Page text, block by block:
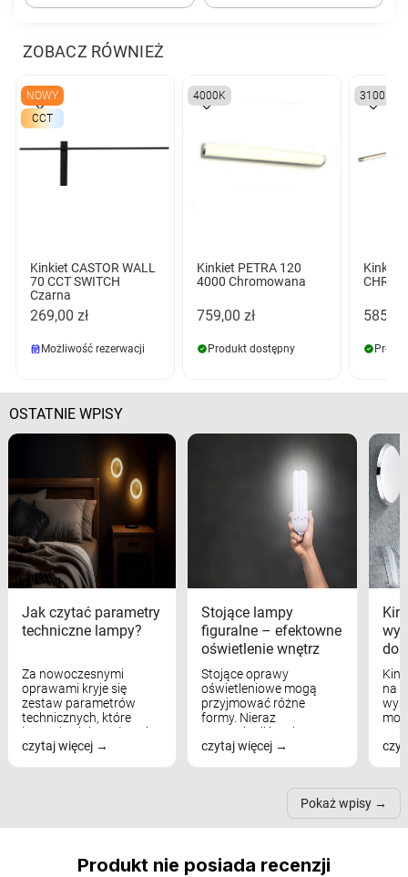
ZOBACZ RÓWNIEŻ
NOWY
CCT
Kinkiet CASTOR WALL
70 CCT SWITCH
Czarna
269,00 zł
Możliwość rezerwacji
4000K
Kinkiet PETRA 120
4000 Chromowana
759,00 zł
Produkt dostępny
3100K
Kinkiet
585,00
OSTATNIE WPISY
Jak czytać parametry
techniczne lampy?
Za nowoczesnymi
oprawami kryje się
zestaw parametrów
technicznych, które
bezpośrednio wpływają
na komfort widzenia,
czytaj więcej
Stojące lampy
figuralne – efektowne
oświetlenie wnętrz
Stojące oprawy
oświetleniowe mogą
przyjmować różne
formy. Nieraz
wspominaliśmy już
modele na łukowych
nich może przydać się w
czytaj więcej
na
Pokaż wpisy
Produkt nie posiada recenzji